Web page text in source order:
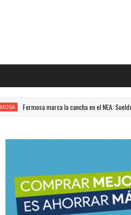
Formosa marca la cancha en el NEA: Sueldo